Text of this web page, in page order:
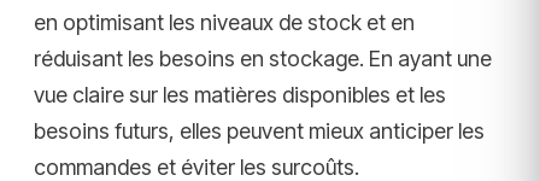
en optimisant les niveaux de stock et en
réduisant les besoins en stockage. En ayant une
vue claire sur les matières disponibles et les
besoins futurs, elles peuvent mieux anticiper les
commandes et éviter les surcoûts.